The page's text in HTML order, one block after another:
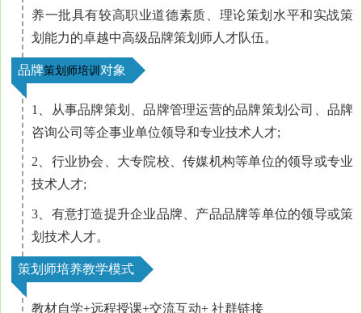
养一批具有较高职业道德素质、理论策划水平和实战策
划能力的卓越中高级品牌策划师人才队伍。
品牌策划师培训 对象
1、从事品牌策划、品牌管理运营的品牌策划公司、品牌
咨询公司等企事业单位领导和专业技术人才;
2、行业协会、大专院校、传媒机构等单位的领导或专业
技术人才;
3、有意打造提升企业品牌、产品品牌等单位的领导或策
划技术人才。
策划师培养教学模式
教材自学+远程授课+交流互动+ 社群链接